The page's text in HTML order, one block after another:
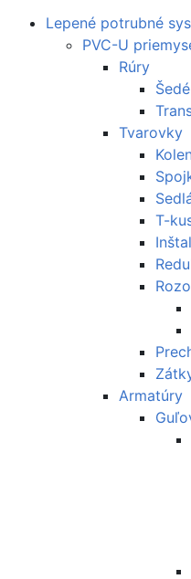
Lepené potrubné
PVC-U
Rúry
Šedé
Tvarovky
T-
Armatúry